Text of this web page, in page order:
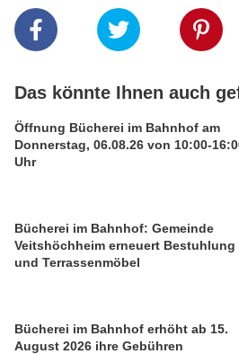
Das könnte Ihnen auch
Öffnung Bücherei im Bahnhof am
Donnerstag, 06.08.26 von 10:00-
Uhr
Bücherei im Bahnhof: Gemeinde
Veitshöchheim erneuert Bestuhlung
und Terrassenmöbel
Bücherei im Bahnhof erhöht ab 15.
August 2026 ihre Gebühren